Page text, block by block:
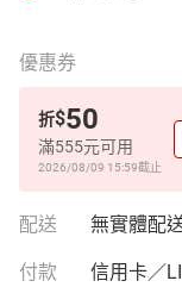
優惠券
折$50
滿555元可用
2026/08/09 15:59截止
配送 無實體配
付款 信用卡／